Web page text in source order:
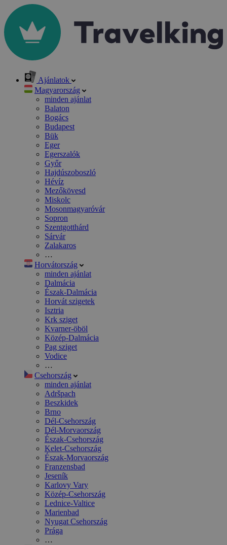
Ajánlatok
Magyarország
minden ajánlat
Balaton
Bogács
Budapest
Bük
Eger
Egerszalók
Győr
Hajdúszoboszló
Hévíz
Mezőkövesd
Miskolc
Mosonmagyaróvár
Sopron
Szentgotthárd
Sárvár
Zalakaros
…
Horvátország
minden ajánlat
Dalmácia
Észak-Dalmácia
Horvát szigetek
Isztria
Krk sziget
Kvarner-öböl
Közép-Dalmácia
Pag sziget
Vodice
…
Csehország
minden ajánlat
Adršpach
Beszkidek
Brno
Dél-Csehország
Dél-Morvaország
Észak-Csehország
Kelet-Csehország
Észak-Morvaország
Franzensbad
Jeseník
Karlovy Vary
Közép-Csehország
Lednice-Valtice
Marienbad
Nyugat Csehország
Prága
…